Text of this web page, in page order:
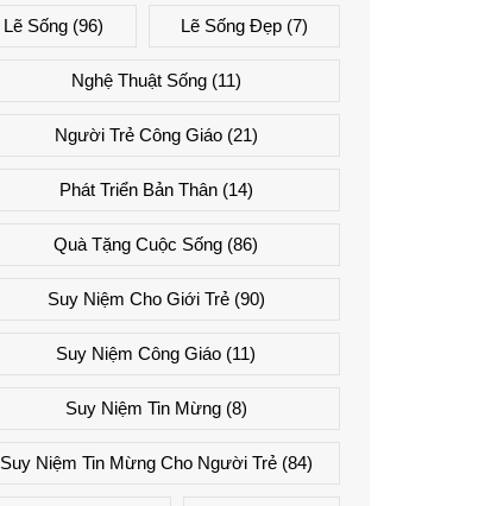
Lẽ Sống (96) Lẽ Sống Đẹp(7)
Nghệ Thuật Sống(11)
Người Trẻ Công Giáo(21)
Phát Triển Bản Thân(14)
Quà Tặng Cuộc Sống (86)
Suy Niệm Cho Giới Trẻ(90)
Suy Niệm Công Giáo (11)
Suy Niệm Tin Mừng(8)
Suy Niệm Tin Mừng Cho Người Trẻ(84)